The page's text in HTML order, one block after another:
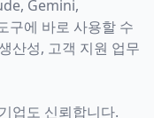
Gemini,
구에 바로 사용할 수
산성, 고객 지원 업무
업도 신뢰합니다.